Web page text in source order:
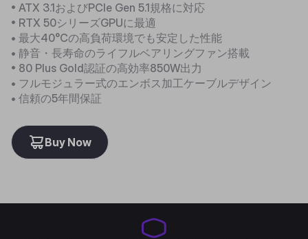
• ATX 3.1およびPCIe Gen 5.1規格に対応
• RTX 50シリーズGPUに最適
• 最大40°Cの高負荷環境でも安定した性能
• 静音・長寿命のライフルベアリングファン搭載
• 80 Plus Gold認証の高効率850W出力
• フルモジュラー式のエンボス加工ケーブルデザイン
• 信頼の5年間保証
Buy Now